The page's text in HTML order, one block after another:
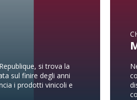
si trova la
sul finire degli anni
i prodotti vinicoli e